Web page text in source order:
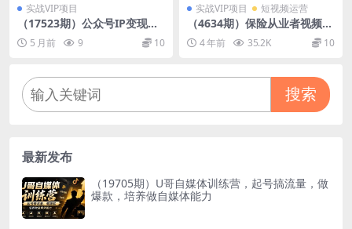
实战VIP项目
（17523期）公众号IP变现全
攻略-更新，学习定位、AI写
作、钩子设计与转化，构建获
5 月前 9 10
实战VIP项目 短视频运营
（4634期）保险从业者视频号
爆款攻略：利用视频号一年成
交100w+保费，签单增员！
4 年前 35.2K 10
搜索
最新发布
（19705期）U哥自媒体训练营，起号搞流量，做
爆款，培养做自媒体能力